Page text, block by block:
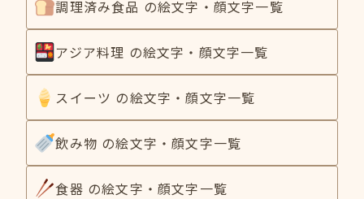
調理済み食品 の絵文字・顔文字一覧
アジア料理 の絵文字・顔文字一覧
スイーツ の絵文字・顔文字一覧
飲み物 の絵文字・顔文字一覧
食器 の絵文字・顔文字一覧